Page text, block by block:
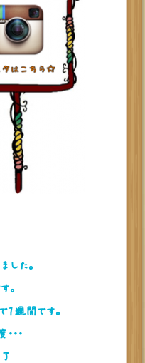
した。
。
１週間です。
・・